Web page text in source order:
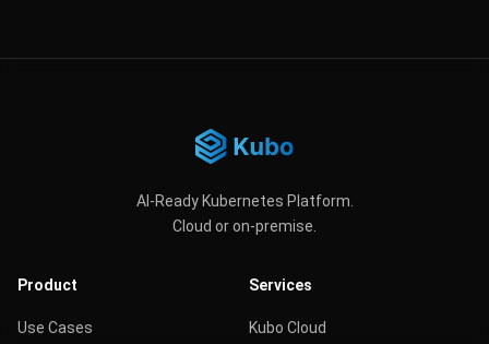
AI-Ready Kubernetes Platform.
Cloud or on-premise.
Product
Use Cases
Services
Kubo Cloud